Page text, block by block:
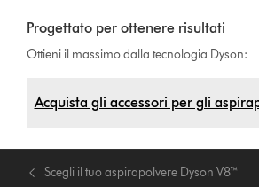
Progettato per ottenere risultati
Ottieni il massimo dalla tecnologia Dyson:
Acquista gli accessori per gli
Scegli il tuo aspirapolvere Dyson V8™